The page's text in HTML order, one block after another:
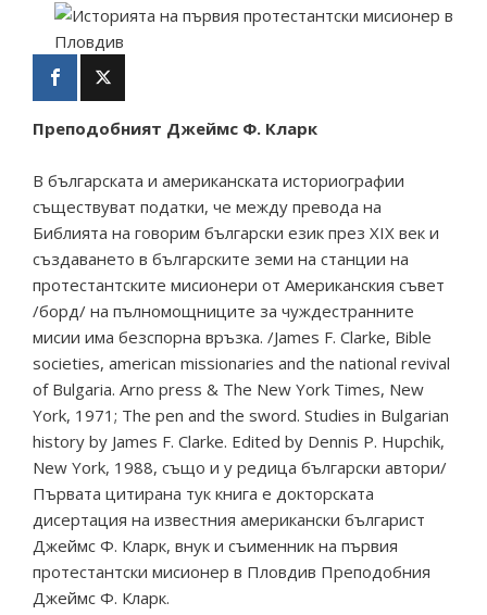
Преподобният Джеймс Ф. Кларк
В българската и американската историографии
съществуват податки, че между превода на
Библията на говорим български език през ХIХ век и
създаването в българските земи на станции на
протестантските мисионери от Американския съвет
/борд/ на пълномощниците за чуждестранните
мисии има безспорна връзка. /James F. Clarke, Bible
societies, american missionaries and the national revival
of Bulgaria. Arno press & The New York Times, New
York, 1971; The pen and the sword. Studies in Bulgarian
history by James F. Clarke. Еdited by Dennis P. Hupchik,
New York, 1988, също и у редица български автори/
Първата цитирана тук книга е докторската
дисертация на известния американски българист
Джеймс Ф. Кларк, внук и съименник на първия
протестантски мисионер в Пловдив Преподобния
Джеймс Ф. Кларк.